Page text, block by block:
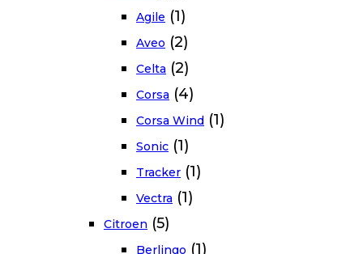
Agile (1)
Aveo (2)
Celta (2)
Corsa (4)
Corsa Wind (1)
Sonic (1)
Tracker (1)
Vectra (1)
Citroen (5)
Berlingo (1)